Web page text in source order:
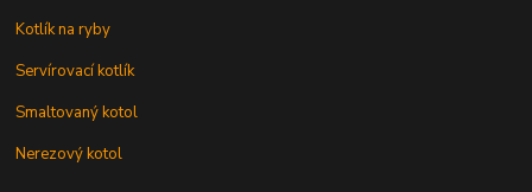
Kotlík na ryby
Servírovací kotlík
Smaltovaný kotol
Nerezový kotol